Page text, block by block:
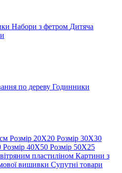
Набори з фетром Дитяча
по дереву Годинники
Розмір 20Х20 Розмір 30Х30
Розмір 40Х50 Розмір 50Х25
пластиліном Картини з
вишивки Супутні товари